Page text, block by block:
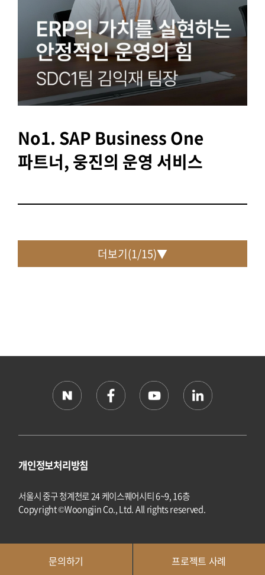
No1. SAP Business One
파트너, 웅진의 운영 서비스
더보기(1/15)▼
개인정보처리방침
서울시 중구 청계천로 24 케이스퀘어시티 6~9, 16층
Copyright ©Woongjin Co., Ltd. All rights reserved.
문의하기 프로젝트 사례